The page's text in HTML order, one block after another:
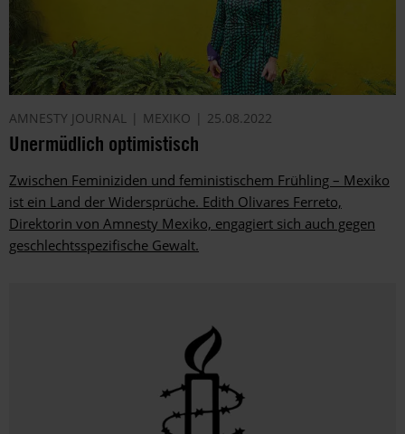
AMNESTY JOURNAL MEXIKO 25.08.2022
Unermüdlich optimistisch
Zwischen Feminiziden und feministischem Frühling – Mexiko
ist ein Land der Widersprüche. Edith Olivares Ferreto,
Direktorin von Amnesty Mexiko, engagiert sich auch gegen
geschlechtsspezifische Gewalt.